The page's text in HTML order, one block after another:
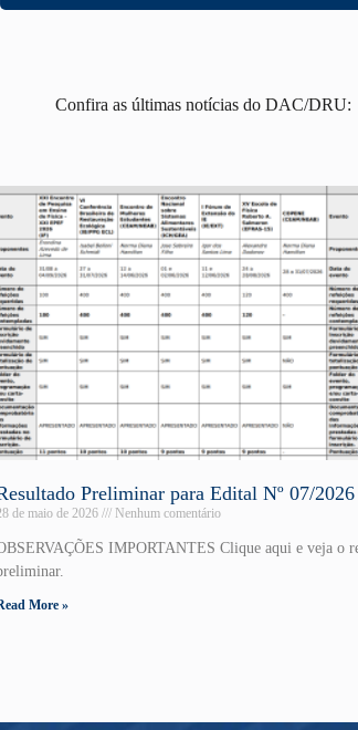
Confira as últimas notícias do DAC/DRU:
Preliminar para Edital Nº 07/2026
de maio de 2026 Nenhum comentário
IMPORTANTES Clique aqui e veja o
More »